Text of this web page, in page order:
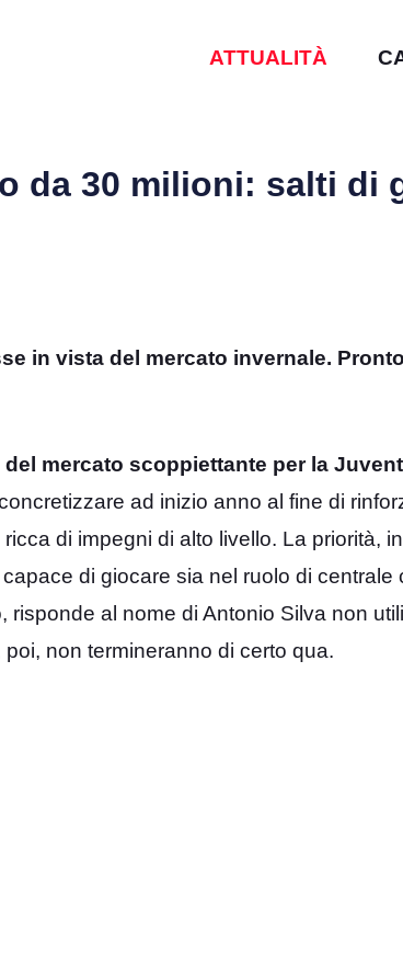
ATTUALITÀ
da 30 milioni: salti di
in vista del mercato invernale.
mercato scoppiettante per la
ad inizio anno al fine di
di impegni di alto livello. La priorità,
di giocare sia nel ruolo di centrale
risponde al nome di Antonio Silva non
non termineranno di certo qua.